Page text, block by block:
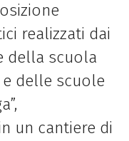
realizzati dai
della scuola
e delle scuole
un cantiere di